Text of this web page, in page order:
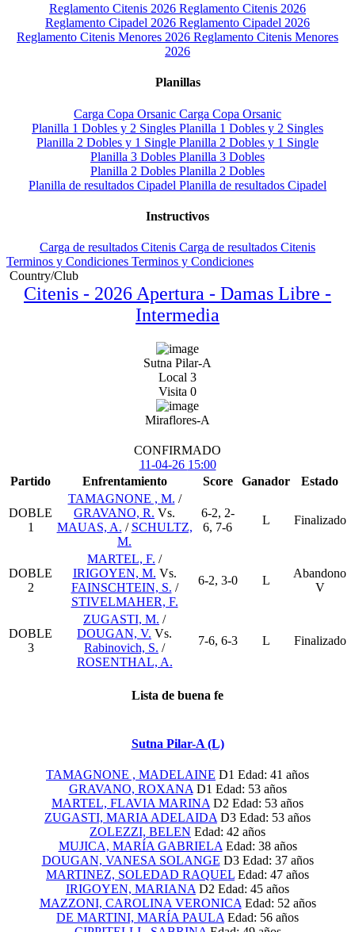
Reglamento Citenis 2026 Reglamento Citenis 2026
Reglamento Cipadel 2026 Reglamento Cipadel 2026
Reglamento Citenis Menores 2026 Reglamento Citenis Menores
2026
Planillas
Carga Copa Orsanic Carga Copa Orsanic
Planilla 1 Dobles y 2 Singles Planilla 1 Dobles y 2 Singles
Planilla 2 Dobles y 1 Single Planilla 2 Dobles y 1 Single
Planilla 3 Dobles Planilla 3 Dobles
Planilla 2 Dobles Planilla 2 Dobles
Planilla de resultados Cipadel Planilla de resultados Cipadel
Instructivos
Carga de resultados Citenis Carga de resultados Citenis
Terminos y Condiciones Terminos y Condiciones
Country/Club
Citenis - 2026 Apertura - Damas Libre -
Intermedia
Sutna Pilar-A
Local 3
Visita 0
Miraflores-A
CONFIRMADO
11-04-26 15:00
Partido
Enfrentamiento Score Ganador Estado
DOBLE
1
TAMAGNONE , M. /
GRAVANO, R. Vs.
MAUAS, A. / SCHULTZ,
M.
6-2, 2-
6, 7-6
L Finalizado
DOBLE
2
MARTEL, F. /
IRIGOYEN, M. Vs.
FAINSCHTEIN, S. /
STIVELMAHER, F.
6-2, 3-0 L
Abandono
V
DOBLE
3
ZUGASTI, M. /
DOUGAN, V. Vs.
Rabinovich, S. /
ROSENTHAL, A.
7-6, 6-3 L Finalizado
Lista de buena fe
Sutna Pilar-A (L)
TAMAGNONE , MADELAINE D1 Edad: 41 años
GRAVANO, ROXANA D1 Edad: 53 años
MARTEL, FLAVIA MARINA D2 Edad: 53 años
ZUGASTI, MARIA ADELAIDA D3 Edad: 53 años
ZOLEZZI, BELEN Edad: 42 años
MUJICA, MARÍA GABRIELA Edad: 38 años
DOUGAN, VANESA SOLANGE D3 Edad: 37 años
MARTINEZ, SOLEDAD RAQUEL Edad: 47 años
IRIGOYEN, MARIANA D2 Edad: 45 años
MAZZONI, CAROLINA VERONICA Edad: 52 años
DE MARTINI, MARÍA PAULA Edad: 56 años